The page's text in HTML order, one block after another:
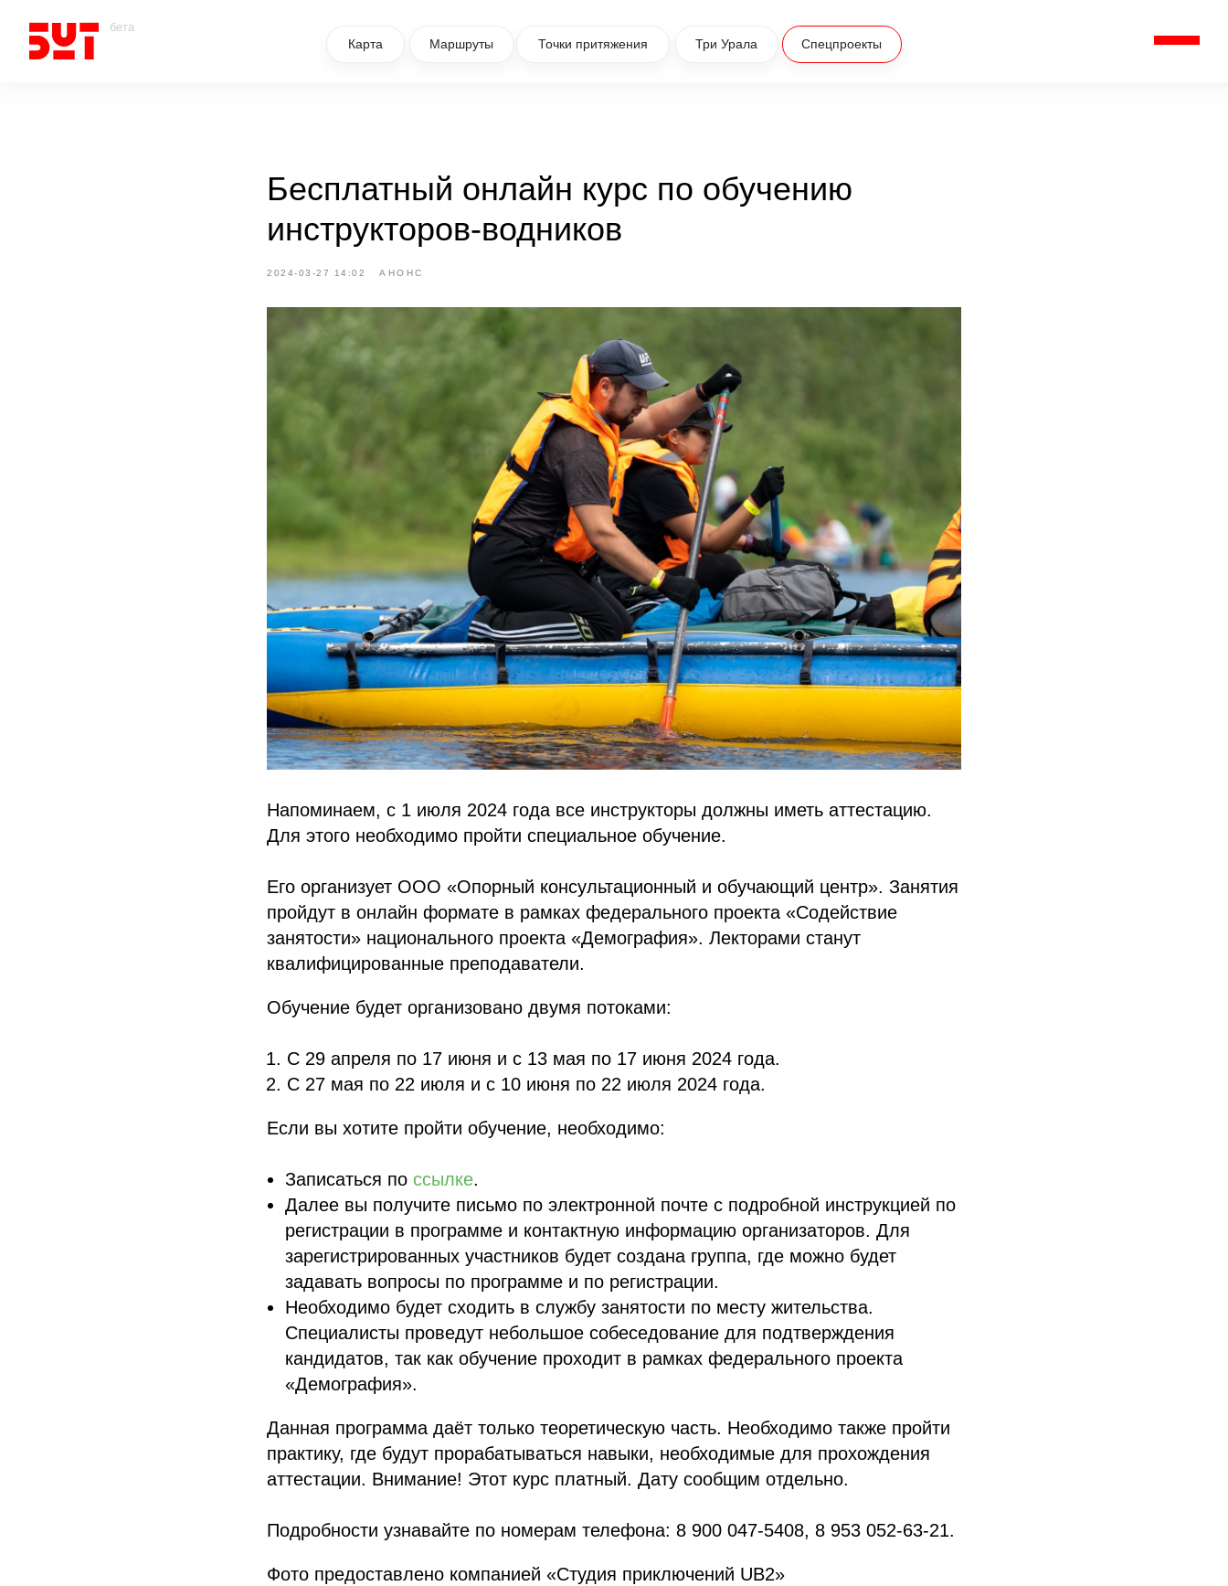
Карта Маршруты Точки притяжения Три Урала Спецпроекты
бета
Бесплатный онлайн курс по обучению
инструкторов-водников
2024-03-27 14:02 АНОНС
Напоминаем, с 1 июля 2024 года все инструкторы должны иметь аттестацию.
Для этого необходимо пройти специальное обучение.
Его организует ООО «Опорный консультационный и обучающий центр». Занятия
пройдут в онлайн формате в рамках федерального проекта «Содействие
занятости» национального проекта «Демография». Лекторами станут
квалифицированные преподаватели.
Обучение будет организовано двумя потоками:
С 29 апреля по 17 июня и с 13 мая по 17 июня 2024 года.
С 27 мая по 22 июля и с 10 июня по 22 июля 2024 года.
Если вы хотите пройти обучение, необходимо:
Записаться по ссылке.
Далее вы получите письмо по электронной почте с подробной инструкцией по
регистрации в программе и контактную информацию организаторов. Для
зарегистрированных участников будет создана группа, где можно будет
задавать вопросы по программе и по регистрации.
Необходимо будет сходить в службу занятости по месту жительства.
Специалисты проведут небольшое собеседование для подтверждения
кандидатов, так как обучение проходит в рамках федерального проекта
«Демография».
Данная программа даёт только теоретическую часть. Необходимо также пройти
практику, где будут прорабатываться навыки, необходимые для прохождения
аттестации. Внимание! Этот курс платный. Дату сообщим отдельно.
Подробности узнавайте по номерам телефона: 8 900 047-5408, 8 953 052-63-21.
Фото предоставлено компанией «Студия приключений UB2»